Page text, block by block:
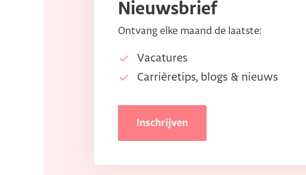
Nieuwsbrief
Ontvang elke maand de laatste:
Vacatures
Carrièretips, blogs & nieuws
Inschrijven